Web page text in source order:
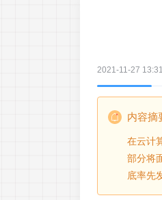
2021-11-27
内容摘
在云计
部分将
底率先